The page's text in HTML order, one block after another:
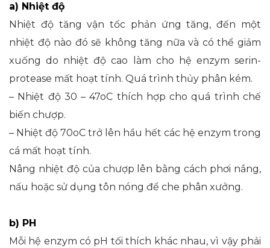
a) Nhiệt độ
Nhiệt độ tăng vận tốc phản ứng tăng, đến một
nhiệt độ nào đó sẽ không tăng nữa và có thể giảm
xuống do nhiệt độ cao làm cho hệ enzym serin-
protease mất hoạt tính. Quá trình thủy phân kém.
– Nhiệt độ 30 – 47oC thích hợp cho quá trình chế
biến chượp.
– Nhiệt độ 70oC trở lên hầu hết các hệ enzym trong
cá mất hoạt tính.
Nâng nhiệt độ của chượp lên bằng cách phơi nắng,
nấu hoặc sử dụng tôn nóng để che phân xưởng.
b) PH
Mỗi hệ enzym có pH tối thích khác nhau, vì vậy phải